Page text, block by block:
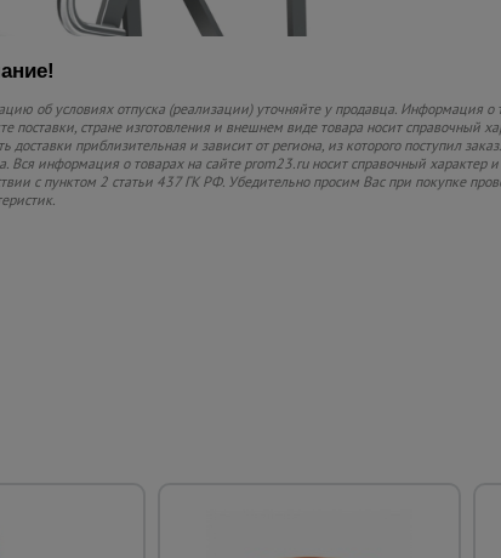
об условиях отпуска (реализации) уточняйте у продавца. Информация о
поставки, стране изготовления и внешнем виде товара носит справочный
доставки приблизительная и зависит от региона, из которого поступил
Вся информация о товарах на сайте prom23.ru носит справочный характер
с пунктом 2 статьи 437 ГК РФ. Убедительно просим Вас при покупке